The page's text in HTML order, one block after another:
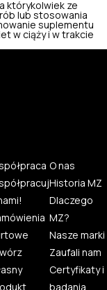
którykolwiek ze
lub stosowania
suplementu
w ciąży i w trakcie
O nas
Historia MZ
Dlaczego
MZ?
Nasze marki
Zaufali nam
Certyfikaty i
badania